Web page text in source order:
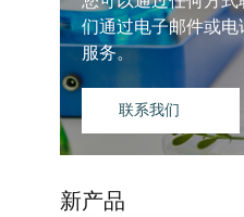
们通过电子邮件或
服务。
联系我们
新产品